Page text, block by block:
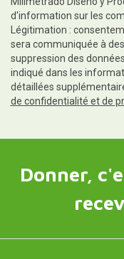
d'information sur les
Légitimation :
sera communiquée à
suppression des
indiqué dans les
détaillées
de confidentialité et de
Donner,